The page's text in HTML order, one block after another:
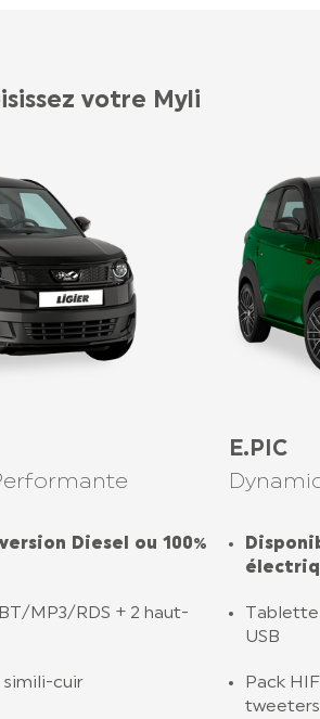
votre Myli
Diesel ou 100%
MP3/RDS + 2 haut-
simili-cuir
E.PIC
Tablette
USB
Pack